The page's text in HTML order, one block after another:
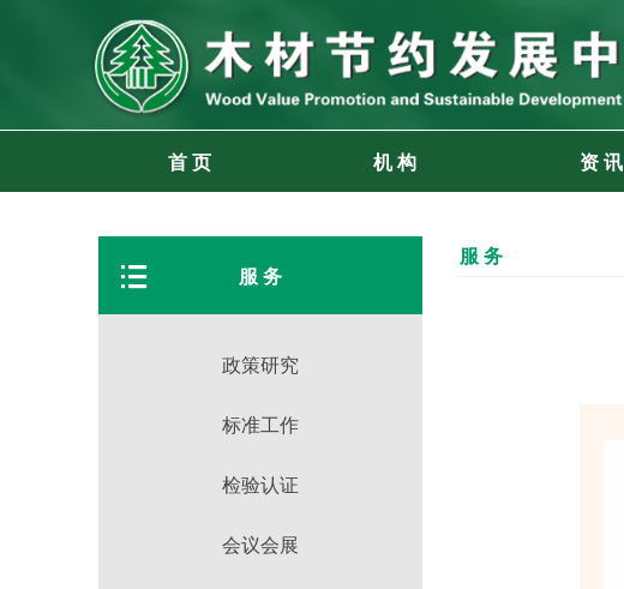
首 页 机 构 资 讯
服 务
服 务
뀑
政策研究
标准工作
检验认证
会议会展